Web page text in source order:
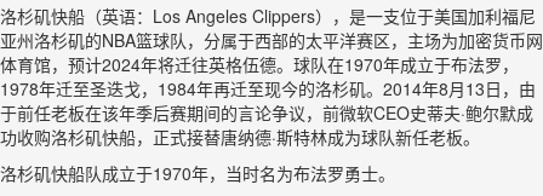
洛杉矶快船（英语：Los Angeles Clippers），是一支位于美国加利福尼
亚州洛杉矶的NBA篮球队，分属于西部的太平洋赛区，主场为加密货币网
体育馆，预计2024年将迁往英格伍德。球队在1970年成立于布法罗，
1978年迁至圣迭戈，1984年再迁至现今的洛杉矶。2014年8月13日，由
于前任老板在该年季后赛期间的言论争议，前微软CEO史蒂夫·鲍尔默成
功收购洛杉矶快船，正式接替唐纳德·斯特林成为球队新任老板。
洛杉矶快船队成立于1970年，当时名为布法罗勇士。